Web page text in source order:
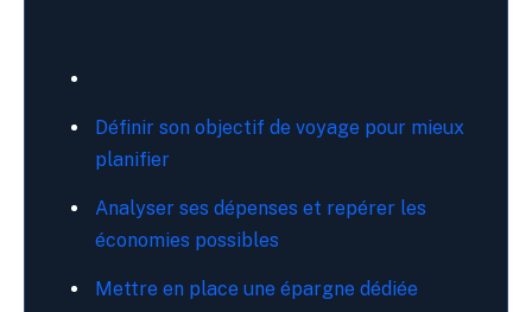
Définir son objectif de voyage pour mieux
planifier
Analyser ses dépenses et repérer les
économies possibles
Mettre en place une épargne dédiée